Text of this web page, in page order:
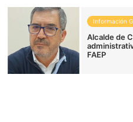
Información
Alcalde de
FAEP